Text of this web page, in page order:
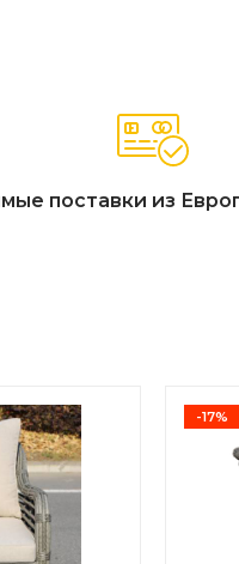
поставки из
-17%